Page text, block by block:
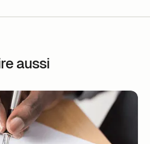
aussi